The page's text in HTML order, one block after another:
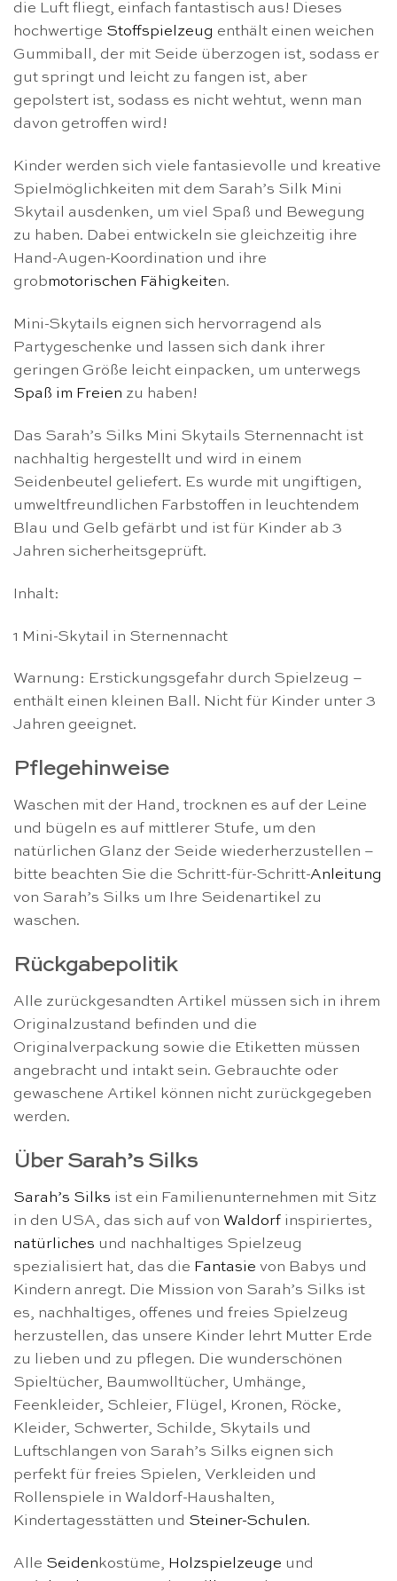
die Luft fliegt, einfach fantastisch aus! Dieses
hochwertige Stoffspielzeug enthält einen weichen
Gummiball, der mit Seide überzogen ist, sodass er
gut springt und leicht zu fangen ist, aber
gepolstert ist, sodass es nicht wehtut, wenn man
davon getroffen wird!
Kinder werden sich viele fantasievolle und kreative
Spielmöglichkeiten mit dem Sarah’s Silk Mini
Skytail ausdenken, um viel Spaß und Bewegung
zu haben. Dabei entwickeln sie gleichzeitig ihre
Hand-Augen-Koordination und ihre
grobmotorischen Fähigkeiten.
Mini-Skytails eignen sich hervorragend als
Partygeschenke und lassen sich dank ihrer
geringen Größe leicht einpacken, um unterwegs
Spaß im Freien zu haben!
Das Sarah’s Silks Mini Skytails Sternennacht ist
nachhaltig hergestellt und wird in einem
Seidenbeutel geliefert. Es wurde mit ungiftigen,
umweltfreundlichen Farbstoffen in leuchtendem
Blau und Gelb gefärbt und ist für Kinder ab 3
Jahren sicherheitsgeprüft.
Inhalt:
1 Mini-Skytail in Sternennacht
Warnung: Erstickungsgefahr durch Spielzeug –
enthält einen kleinen Ball. Nicht für Kinder unter 3
Jahren geeignet.
Pflegehinweise
Waschen mit der Hand, trocknen es auf der Leine
und bügeln es auf mittlerer Stufe, um den
natürlichen Glanz der Seide wiederherzustellen –
bitte beachten Sie die Schritt-für-Schritt-Anleitung
von Sarah’s Silks um Ihre Seidenartikel zu
waschen.
Rückgabepolitik
Alle zurückgesandten Artikel müssen sich in ihrem
Originalzustand befinden und die
Originalverpackung sowie die Etiketten müssen
angebracht und intakt sein. Gebrauchte oder
gewaschene Artikel können nicht zurückgegeben
werden.
Über Sarah’s Silks
Sarah’s Silks ist ein Familienunternehmen mit Sitz
in den USA, das sich auf von Waldorf inspiriertes,
natürliches und nachhaltiges Spielzeug
spezialisiert hat, das die Fantasie von Babys und
Kindern anregt. Die Mission von Sarah’s Silks ist
es, nachhaltiges, offenes und freies Spielzeug
herzustellen, das unsere Kinder lehrt Mutter Erde
zu lieben und zu pflegen. Die wunderschönen
Spieltücher, Baumwolltücher, Umhänge,
Feenkleider, Schleier, Flügel, Kronen, Röcke,
Kleider, Schwerter, Schilde, Skytails und
Luftschlangen von Sarah’s Silks eignen sich
perfekt für freies Spielen, Verkleiden und
Rollenspiele in Waldorf-Haushalten,
Kindertagesstätten und Steiner-Schulen.
Alle Seiden kostüme, Holzspielzeuge und